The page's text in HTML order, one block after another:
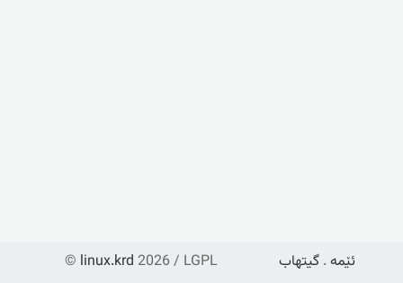
© linux.krd 2026 / LGPL ئێمە . گیتهاب